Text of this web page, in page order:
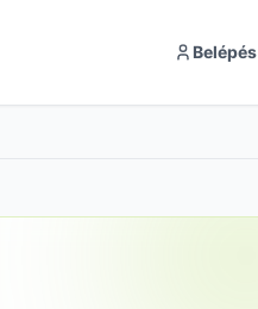
Belépés